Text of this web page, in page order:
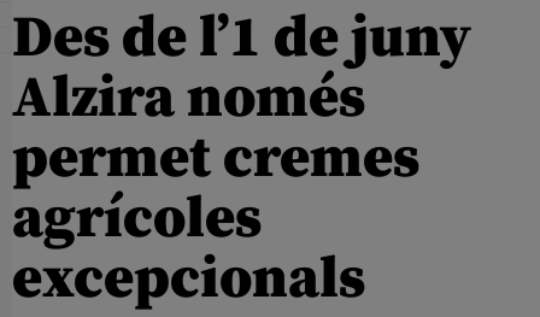
Des de l’1 de juny
Alzira només
permet cremes
agrícoles
excepcionals